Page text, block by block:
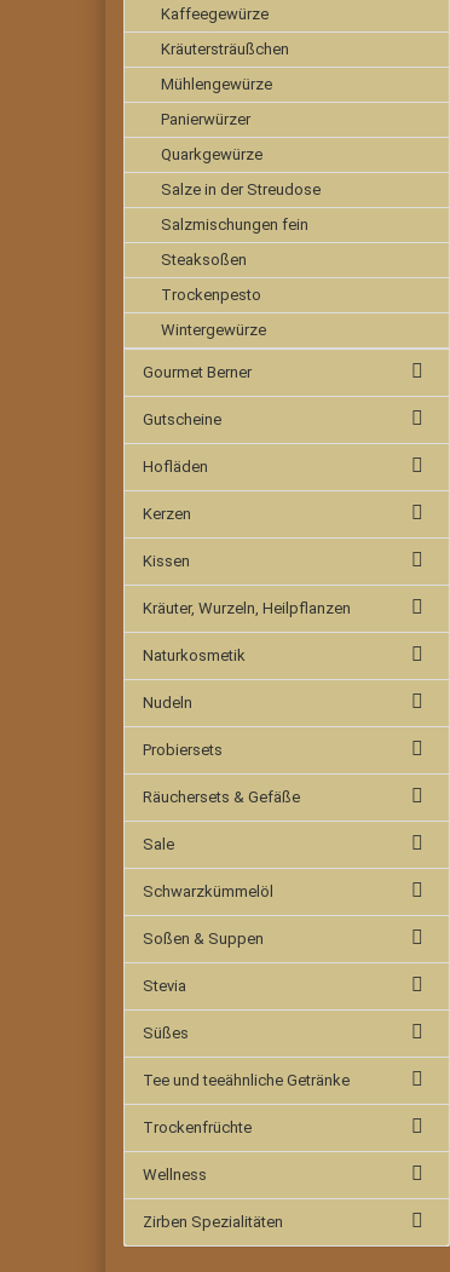
Kaffeegewürze
Kräutersträußchen
Mühlengewürze
Panierwürzer
Quarkgewürze
Salze in der Streudose
Salzmischungen fein
Steaksoßen
Trockenpesto
Wintergewürze
Gourmet Berner
Gutscheine
Hofläden
Kerzen
Kissen
Kräuter, Wurzeln, Heilpflanzen
Naturkosmetik
Nudeln
Probiersets
Räuchersets & Gefäße
Sale
Schwarzkümmelöl
Soßen & Suppen
Stevia
Süßes
Tee und teeähnliche Getränke
Trockenfrüchte
Wellness
Zirben Spezialitäten